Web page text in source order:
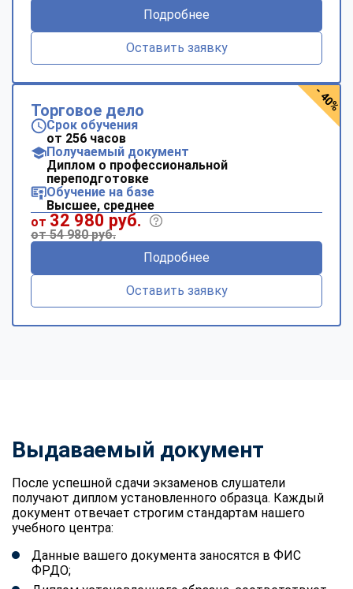
Подробнее
Оставить заявку
Торговое дело
Срок обучения
от 256 часов
Получаемый документ
Диплом о профессиональной
переподготовке
Обучение на базе
Высшее, среднее
от 32 980 руб.
от 54 980 руб.
Подробнее
Оставить заявку
- 40%
Выдаваемый документ
После успешной сдачи экзаменов слушатели
получают диплом установленного образца. Каждый
документ отвечает строгим стандартам нашего
учебного центра:
Данные вашего документа заносятся в ФИС
ФРДО;